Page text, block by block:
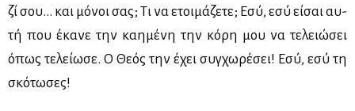
ζί σου… και μό­νοι σας; Τι να ετοι­μά­ζε­τε; Εσύ, εσύ εί­σαι αυ­
τή που έκα­νε την καη­μέ­νη την κό­ρη μου να τε­λειώ­σει
όπως τε­λεί­ω­σε. Ο Θε­ός την έχει συγ­χω­ρέ­σει! Εσύ, εσύ τη
σκό­τω­σες!